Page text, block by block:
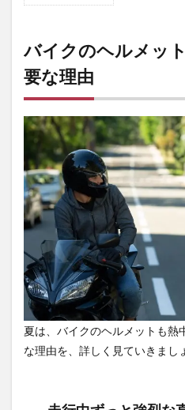
ヘル
メッ
トも
熱中
症対
策が
必要
な理
由
1.1
走行
中ず
っと
強烈
な直
射日
光を
浴び
続け
てい
バイクのヘルメッ
要な理由
夏は、バイクのヘルメットも熱
な理由を、詳しく見ていきまし